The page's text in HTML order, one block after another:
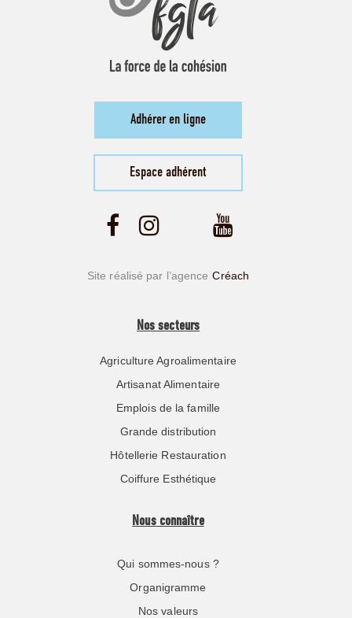
Adhérer en ligne
Espace adhérent
Site réalisé par l’agence Créach
Nos secteurs
Agriculture Agroalimentaire
Artisanat Alimentaire
Emplois de la famille
Grande distribution
Hôtellerie Restauration
Coiffure Esthétique
Nous connaître
Qui sommes-nous ?
Organigramme
Nos valeurs